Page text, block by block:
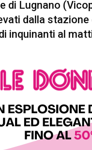
di Lugnano
dalla
inquinanti al